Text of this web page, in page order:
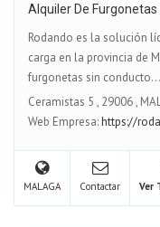
Alquiler De Furgonetas
Rodando es la solución
carga en la provincia de
furgonetas sin conducto...
Ceramistas 5 , 29006,
Web Empresa:https://
MALAGA Contactar Ver